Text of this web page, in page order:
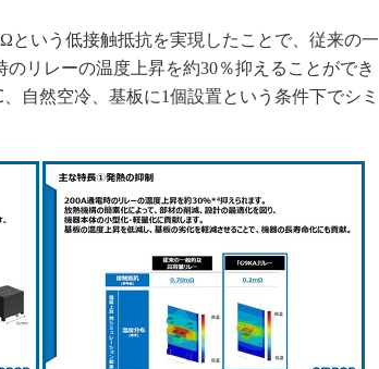
という低接触抵抗を実現したことで、従来の一
リレーの温度上昇を約30％抑えることができ
自然空冷、基板に1個設置という条件下でシミ